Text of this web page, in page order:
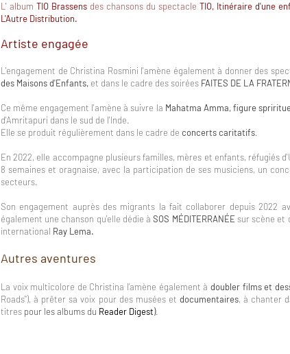
L' album TIO Brassens des chansons du spectacle TIO, Itinéraire d'une
L'Autre Distribution.
Artiste engagée
L'engagement de Christina Rosmini l'amène également à donner des
des Maisons d'Enfants, et dans le cadre des soirées FAITES DE LA
Ce même engagement l'amène à suivre la Mahatma Amma, figure
d'Amritapuri dans le sud de l'Inde.
Elle se produit régulièrement dans le cadre de concerts caritatifs.
En 2022, elle accompagne plusieurs familles, mères et enfants, réfugiés
8 semaines et oragnaise, avec la participation de ses musiciens, un
secteurs.
Son engagement auprès des migrants la fait collaborer depuis 2022
également une chanson qu'elle dédie àSOS MÉDITERRANÉE sur scène et
international Ray Lema.
Autres aventures
La voix multicolore de Christina l’amène également à doubler films et
Roads"), à prêter sa voix pour des musées etdocumentaires, à chanter
titres pour les albums du Reader Digest).